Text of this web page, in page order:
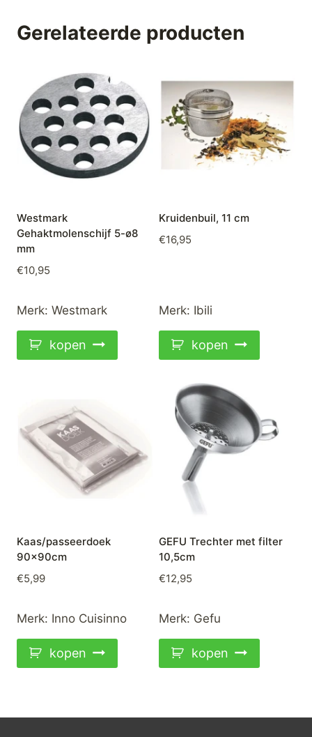
Gerelateerde producten
Westmark
Gehaktmolenschijf 5-ø8
mm
€10,95
Merk: Westmark
kopen
Kruidenbuil, 11 cm
€16,95
Merk: Ibili
kopen
Kaas/passeerdoek
90x90cm
€5,99
Merk: Inno Cuisinno
kopen
GEFU Trechter met filter
10,5cm
€12,95
Merk: Gefu
kopen